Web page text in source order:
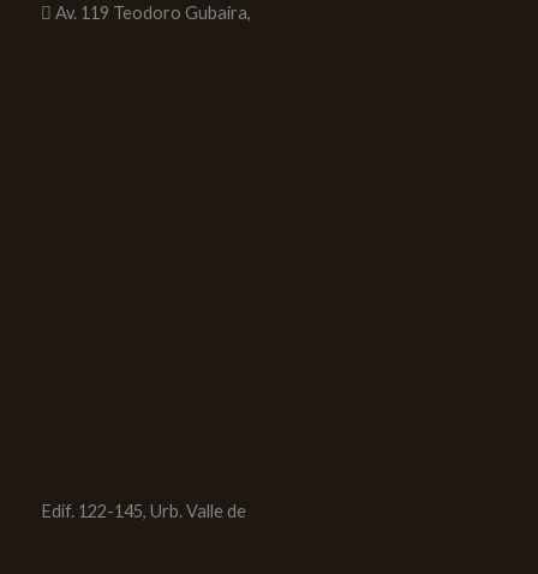
Av. 119 Teodoro Gubaira,
Edif. 122-145, Urb. Valle de